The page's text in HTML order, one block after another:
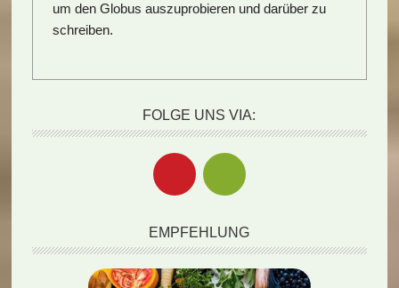
um den Globus auszuprobieren und darüber zu
schreiben.
FOLGE UNS VIA:
EMPFEHLUNG